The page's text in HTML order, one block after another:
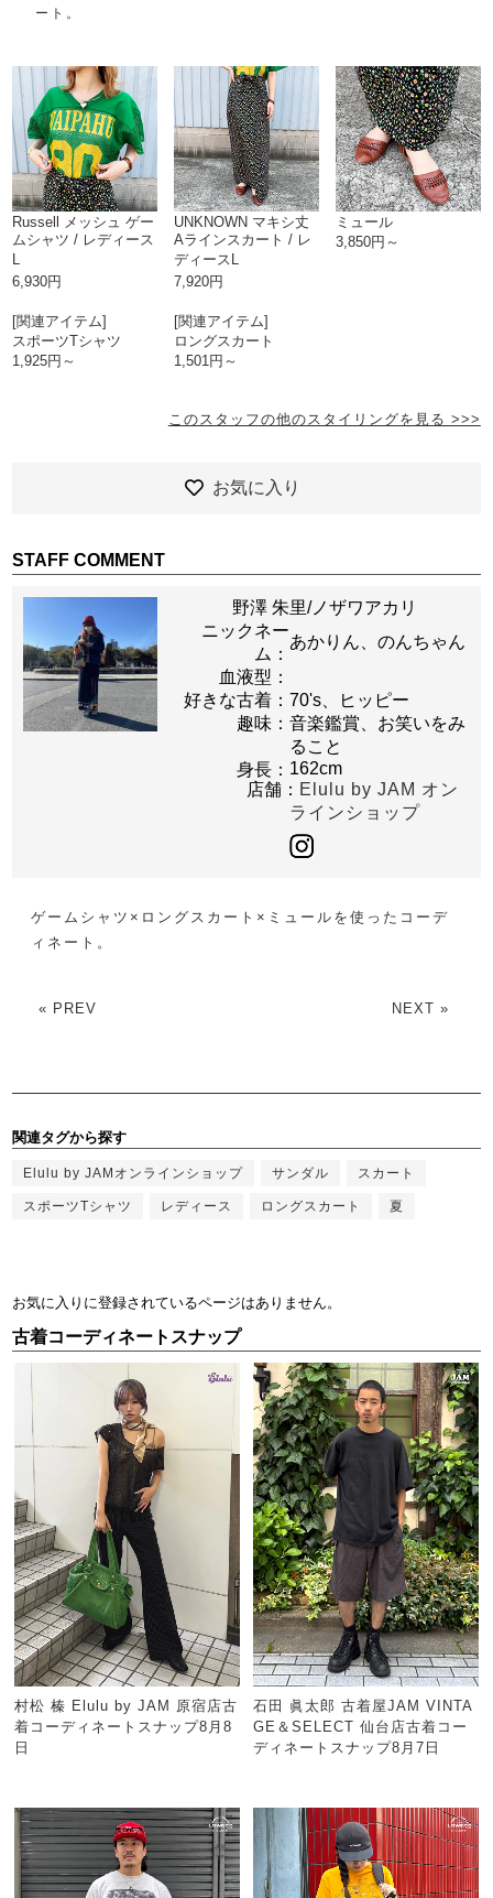
ート。
Russell メッシュ ゲー
ムシャツ / レディース
L
6,930円
[関連アイテム]
スポーツTシャツ
1,925円～
UNKNOWN マキシ丈
Aラインスカート / レ
ディースL
7,920円
[関連アイテム]
ロングスカート
1,501円～
ミュール
3,850円～
このスタッフの他のスタイリングを見る >>>
お気に入り
STAFF COMMENT
野澤 朱里/ノザワアカリ
ニックネー
ム：
あかりん、のんちゃん
血液型：
好きな古着：70's、ヒッピー
趣味：音楽鑑賞、お笑いをみ
ること
身長： 162cm
店舗： Elulu by JAM オン
ラインショップ
ゲームシャツ×ロングスカート×ミュールを使ったコーデ
ィネート。
« PREV NEXT »
関連タグから探す
Elulu by JAMオンラインショップ サンダル スカート
スポーツTシャツ レディース ロングスカート 夏
お気に入りに登録されているページはありません。
古着コーディネートスナップ
村松 榛 Elulu by JAM 原宿店古
着コーディネートスナップ8月8
日
石田 眞太郎 古着屋JAM VINTA
GE＆SELECT 仙台店古着コー
ディネートスナップ8月7日